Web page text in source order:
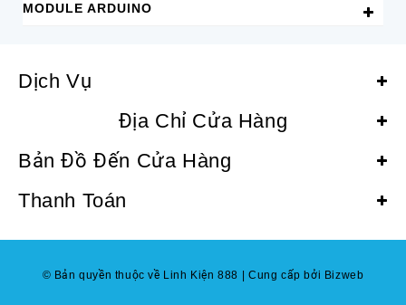
MODULE ARDUINO
Dịch Vụ
Địa Chỉ Cửa Hàng
Bản Đồ Đến Cửa Hàng
© Bản quyền thuộc về Linh Kiện 888 Cung cấp bởi Bizweb
Thanh Toán